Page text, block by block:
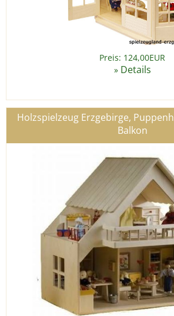
Preis: 124,00EUR
» Details
Holzspielzeug Erzgebirge,
Balkon